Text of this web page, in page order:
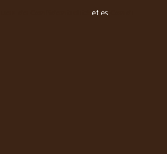
et es